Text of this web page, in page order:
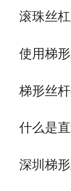
滚珠丝
使用梯
梯形丝
什么是
深圳梯